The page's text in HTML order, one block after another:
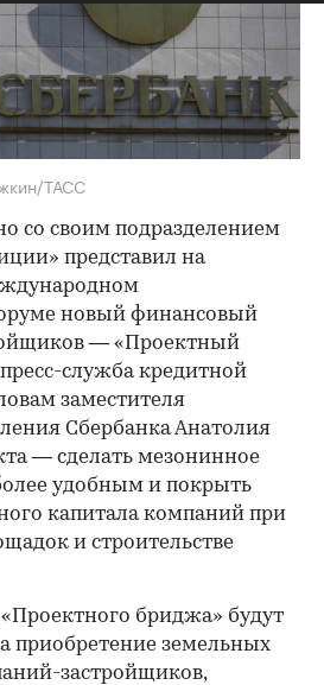
ТАСС
со своим подразделением
представил на
новый финансовый
— «Проектный
служба кредитной
заместителя
Сбербанка Анатолия
— сделать мезонинное
удобным и покрыть
капитала компаний при
и строительстве
бриджа» будут
приобретение земельных
застройщиков,